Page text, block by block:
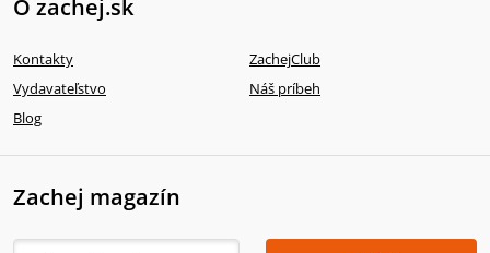
O zachej.sk
Kontakty
ZachejClub
Vydavateľstvo
Náš príbeh
Blog
Zachej magazín